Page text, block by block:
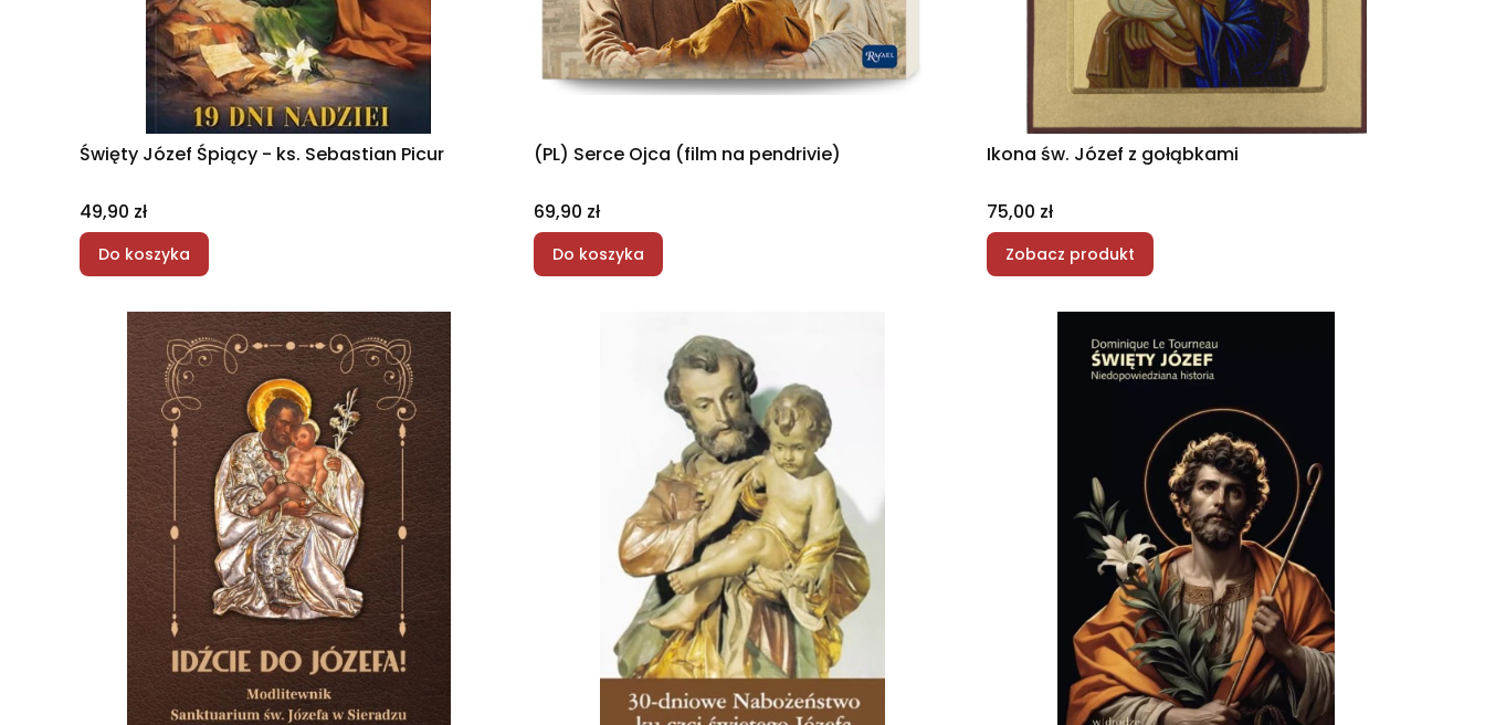
Święty Józef Śpiący - ks. Sebastian Picur
Cena
49,90 zł
Do koszyka
(PL) Serce Ojca (film na pendrivie)
Cena
69,90 zł
Do koszyka
Ikona św. Józef z gołąbkami
Cena
75,00 zł
Zobacz produkt